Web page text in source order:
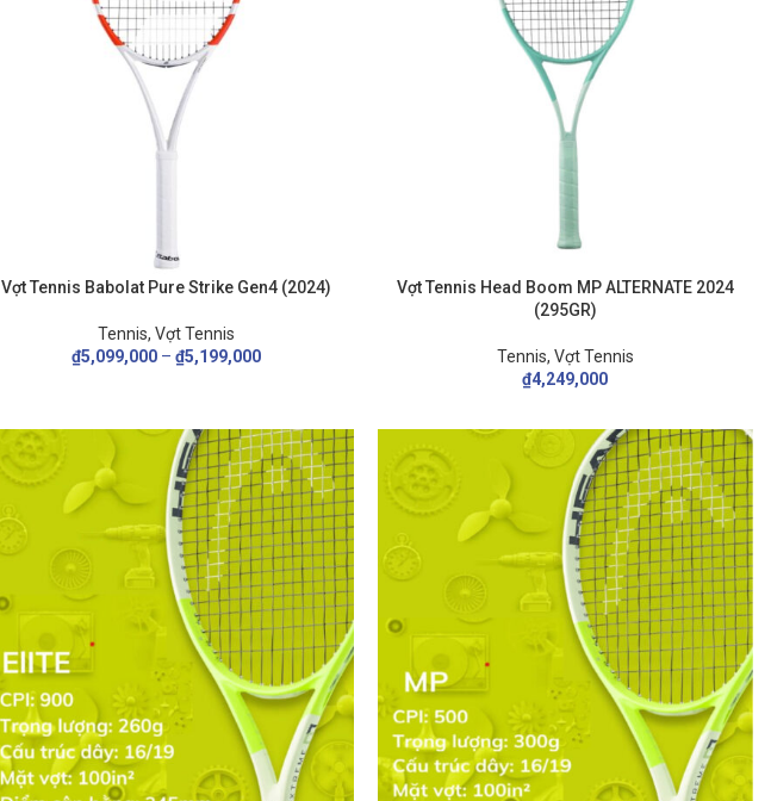
Vợt Tennis Babolat Pure Strike Gen4 (2024)
Tennis, Vợt Tennis
₫5,099,000– ₫5,199,000
Vợt Tennis Head Boom MP ALTERNATE 2024
(295GR)
Tennis, Vợt Tennis
₫4,249,000